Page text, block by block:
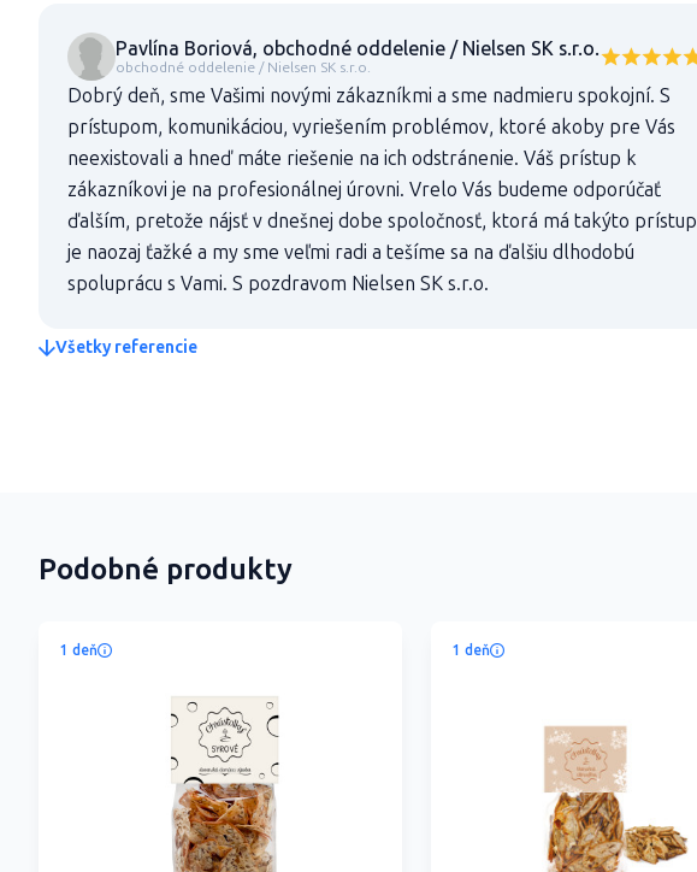
Pavlína Boriová, obchodné oddelenie / Nielsen SK s.r.o.
obchodné oddelenie / Nielsen SK s.r.o.
Dobrý deň, sme Vašimi novými zákazníkmi a sme nadmieru spokojní. S
prístupom, komunikáciou, vyriešením problémov, ktoré akoby pre Vás
neexistovali a hneď máte riešenie na ich odstránenie. Váš prístup k
zákazníkovi je na profesionálnej úrovni. Vrelo Vás budeme odporúčať
ďalším, pretože nájsť v dnešnej dobe spoločnosť, ktorá má takýto prístup
je naozaj ťažké a my sme veľmi radi a tešíme sa na ďalšiu dlhodobú
spoluprácu s Vami. S pozdravom Nielsen SK s.r.o.
Všetky referencie
Podobné produkty
1 deň 1 deň